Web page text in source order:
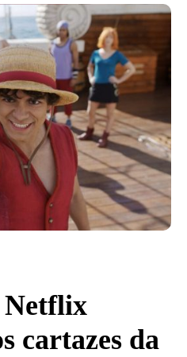
Netflix
cartazes da